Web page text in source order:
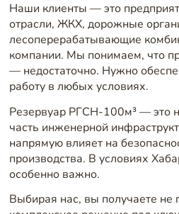
Наши клиенты — это
отрасли, ЖКХ, дорожные
лесоперерабатывающие
компании. Мы понимаем, что
— недостаточно. Нужно
работу в любых условиях.
Резервуар РГСН-100м³ — это
часть инженерной
напрямую влияет на
производства. В условиях
особенно важно.
Выбирая нас, вы получаете не